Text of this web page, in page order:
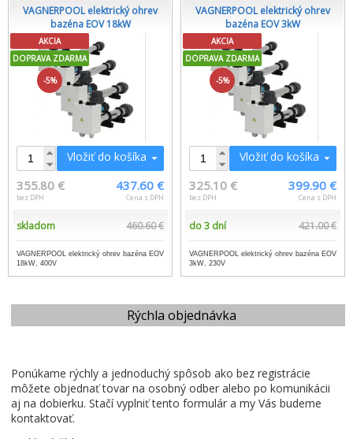
Rýchla objednávka
Ponúkame rýchly a jednoduchý spôsob ako bez registrácie
môžete objednať tovar na osobný odber alebo po komunikácii
aj na dobierku. Stačí vyplniť tento formulár a my Vás budeme
kontaktovať.
VAGNERPOOL elektrický ohrev
bazéna EOV 18kW
AKCIA
DOPRAVA ZDARMA
-5%
Vložiť do košíka
355.80 €
bez DPH
437.60 €
Cena s DPH
skladom 460.60 €
VAGNERPOOL elektrický ohrev bazéna EOV
18kW, 400V
VAGNERPOOL elektrický ohrev
bazéna EOV 3kW
AKCIA
DOPRAVA ZDARMA
-5%
Vložiť do košíka
325.10 €
bez DPH
399.90 €
Cena s DPH
do 3 dní 421.00 €
VAGNERPOOL elektrický ohrev bazéna EOV
3kW, 230V